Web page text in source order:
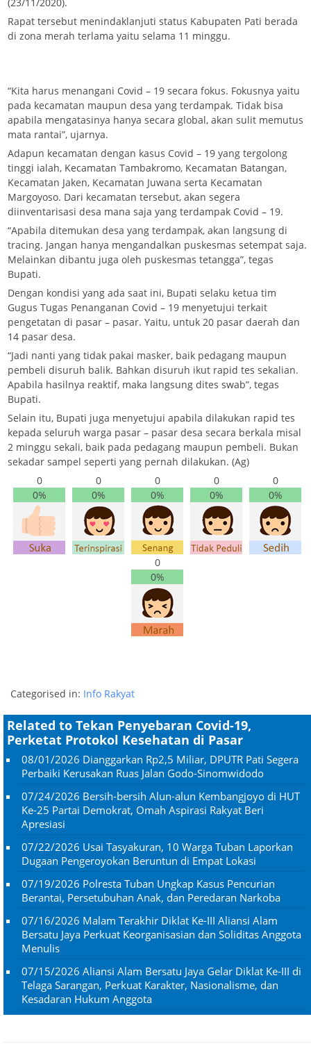
Rapat tersebut menindaklanjuti status Kabupaten Pati berada
di zona merah terlama yaitu selama 11 minggu.
“Kita harus menangani Covid – 19 secara fokus. Fokusnya yaitu
pada kecamatan maupun desa yang terdampak. Tidak bisa
apabila mengatasinya hanya secara global, akan sulit memutus
mata rantai”, ujarnya.
Adapun kecamatan dengan kasus Covid – 19 yang tergolong
tinggi ialah, Kecamatan Tambakromo, Kecamatan Batangan,
Kecamatan Jaken, Kecamatan Juwana serta Kecamatan
Margoyoso. Dari kecamatan tersebut, akan segera
diinventarisasi desa mana saja yang terdampak Covid – 19.
“Apabila ditemukan desa yang terdampak, akan langsung di
tracing. Jangan hanya mengandalkan puskesmas setempat saja.
Melainkan dibantu juga oleh puskesmas tetangga”, tegas
Bupati.
Dengan kondisi yang ada saat ini, Bupati selaku ketua tim
Gugus Tugas Penanganan Covid – 19 menyetujui terkait
pengetatan di pasar – pasar. Yaitu, untuk 20 pasar daerah dan
14 pasar desa.
“Jadi nanti yang tidak pakai masker, baik pedagang maupun
pembeli disuruh balik. Bahkan disuruh ikut rapid tes sekalian.
Apabila hasilnya reaktif, maka langsung dites swab”, tegas
Bupati.
Selain itu, Bupati juga menyetujui apabila dilakukan rapid tes
kepada seluruh warga pasar – pasar desa secara berkala misal
2 minggu sekali, baik pada pedagang maupun pembeli. Bukan
sekadar sampel seperti yang pernah dilakukan. (Ag)
0
0%
0
0%
0
0%
0
0%
0
0%
0
0%
Categorised in: Info Rakyat
Related to Tekan Penyebaran Covid-19,
Perketat Protokol Kesehatan di Pasar
08/01/2026 Dianggarkan Rp2,5 Miliar, DPUTR Pati Segera
Perbaiki Kerusakan Ruas Jalan Godo-Sinomwidodo
07/24/2026 Bersih-bersih Alun-alun Kembangjoyo di HUT
Ke-25 Partai Demokrat, Omah Aspirasi Rakyat Beri
Apresiasi
07/22/2026 Usai Tasyakuran, 10 Warga Tuban Laporkan
Dugaan Pengeroyokan Beruntun di Empat Lokasi
07/19/2026 Polresta Tuban Ungkap Kasus Pencurian
Berantai, Persetubuhan Anak, dan Peredaran Narkoba
07/16/2026 Malam Terakhir Diklat Ke-III Aliansi Alam
Bersatu Jaya Perkuat Keorganisasian dan Soliditas Anggota
Menulis
07/15/2026 Aliansi Alam Bersatu Jaya Gelar Diklat Ke-III di
Telaga Sarangan, Perkuat Karakter, Nasionalisme, dan
Kesadaran Hukum Anggota